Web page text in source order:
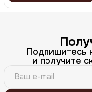
Подпишитесь
и получите